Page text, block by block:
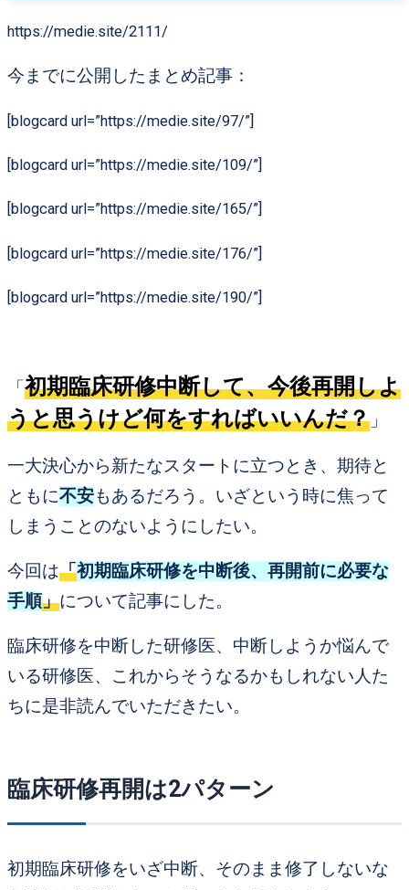
https://medie.site/2111/
今までに公開したまとめ記事：
[blogcard url=”https://medie.site/97/”]
[blogcard url=”https://medie.site/109/”]
[blogcard url=”https://medie.site/165/”]
[blogcard url=”https://medie.site/176/”]
[blogcard url=”https://medie.site/190/”]
「 初期臨床研修中断して、今後再開しよ
うと思うけど何をすればいいんだ？ 」
一大決心から新たなスタートに立つとき、期待と
ともに不安もあるだろう。いざという時に焦って
しまうことのないようにしたい。
今回は「初期臨床研修を中断後、再開前に必要な
手順」について記事にした。
臨床研修を中断した研修医、 中断しようか悩んで
いる研修医、 これからそうなるかもしれない人た
ちに是非読んでいただきたい。
臨床研修再開は2パターン
初期臨床研修をいざ中断、そのまま修了しないな